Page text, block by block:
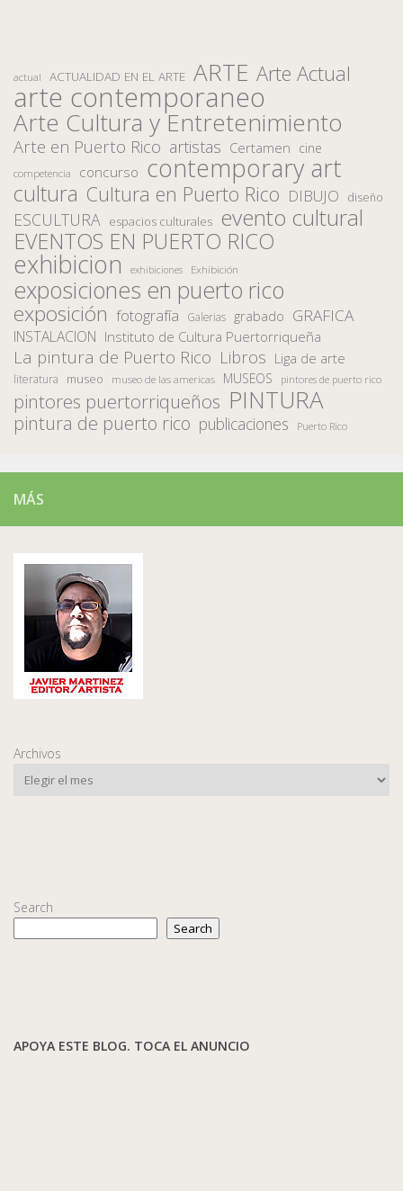
actual ACTUALIDAD EN EL ARTE ARTE Arte Actual
arte contemporaneo
Arte Cultura y Entretenimiento
Arte en Puerto Rico artistas Certamen cine
competencia concurso contemporary art
cultura Cultura en Puerto Rico DIBUJO diseño
ESCULTURA espacios culturales evento cultural
EVENTOS EN PUERTO RICO
exhibicion exhibiciones Exhibición
exposiciones en puerto rico
exposición fotografía Galerias grabado GRAFICA
INSTALACION Instituto de Cultura Puertorriqueña
La pintura de Puerto Rico Libros Liga de arte
literatura museo museo de las americas MUSEOS pintores de puerto rico
pintores puertorriqueños PINTURA
pintura de puerto rico publicaciones Puerto Rico
MÁS
Archivos
Search
Search
APOYA ESTE BLOG. TOCA EL ANUNCIO